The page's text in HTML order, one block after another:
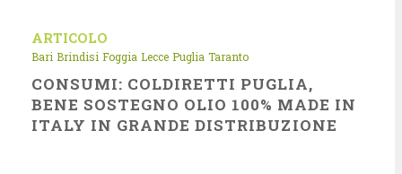
ARTICOLO
Bari Brindisi Foggia Lecce Puglia Taranto
CONSUMI: COLDIRETTI PUGLIA,
BENE SOSTEGNO OLIO 100% MADE IN
ITALY IN GRANDE DISTRIBUZIONE